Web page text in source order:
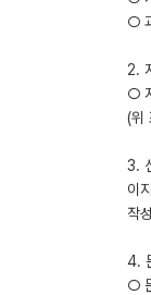
○
2.
○
(위
3.
이
작
4.
○